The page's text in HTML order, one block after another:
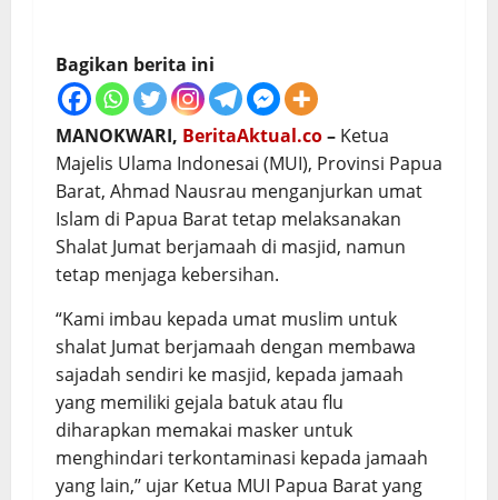
Bagikan berita ini
MANOKWARI, BeritaAktual.co– Ketua
Majelis Ulama Indonesai (MUI), Provinsi Papua
Barat, Ahmad Nausrau menganjurkan umat
Islam di Papua Barat tetap melaksanakan
Shalat Jumat berjamaah di masjid, namun
tetap menjaga kebersihan.
“Kami imbau kepada umat muslim untuk
shalat Jumat berjamaah dengan membawa
sajadah sendiri ke masjid, kepada jamaah
yang memiliki gejala batuk atau flu
diharapkan memakai masker untuk
menghindari terkontaminasi kepada jamaah
yang lain,’’ ujar Ketua MUI Papua Barat yang